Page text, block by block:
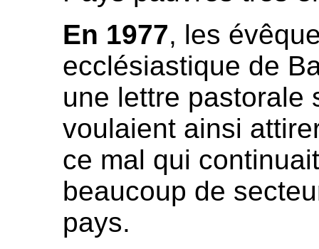
En 1977, les
ecclésiastique de
une lettre pastorale
voulaient ainsi
ce mal qui
beaucoup de
pays.